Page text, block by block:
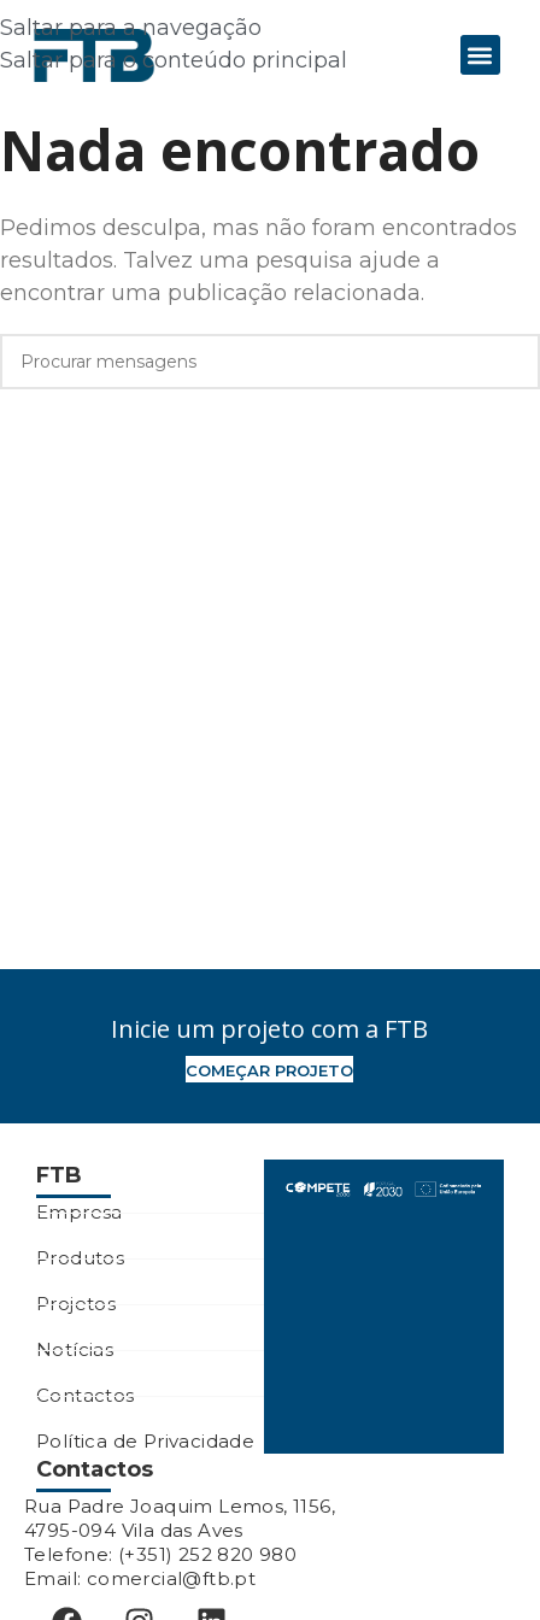
Saltar para a navegação
Saltar para o conteúdo principal
Nada encontrado
Pedimos desculpa, mas não foram encontrados
resultados. Talvez uma pesquisa ajude a
encontrar uma publicação relacionada.
Inicie um projeto com a FTB
COMEÇAR PROJETO
FTB
Empresa
Produtos
Projetos
Notícias
Contactos
Política de Privacidade
Contactos
Rua Padre Joaquim Lemos, 1156,
4795-094 Vila das Aves
Telefone: (+351) 252 820 980
Email: comercial@ftb.pt